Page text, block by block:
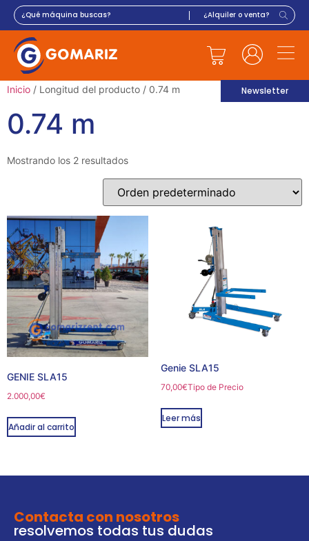
Newsletter
Inicio / Longitud del producto / 0.74 m
0.74 m
Mostrando los 2 resultados
GENIE SLA15
2.000,00€
Añadir al carrito
Genie SLA15
70,00€Tipo de Precio
Leer más
Contacta con nosotros
resolvemos todas tus dudas